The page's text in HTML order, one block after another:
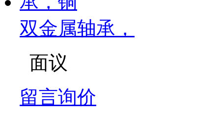
双金属轴承，
面议
留言询价